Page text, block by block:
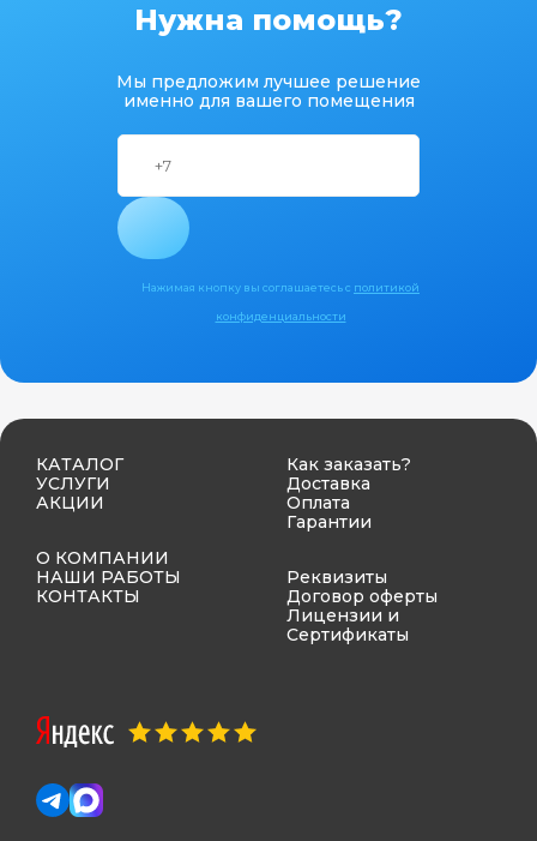
Нужна помощь?
Мы предложим лучшее решение
именно для вашего помещения
Нажимая кнопку вы соглашаетесь с политикой
конфиденциальности
КАТАЛОГ
УСЛУГИ
АКЦИИ
О КОМПАНИИ
НАШИ РАБОТЫ
КОНТАКТЫ
Как заказать?
Доставка
Оплата
Гарантии
Реквизиты
Договор оферты
Лицензии и
Сертификаты